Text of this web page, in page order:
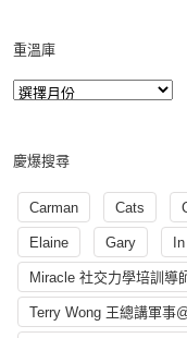
重溫庫
慶爆搜尋
Carman Cats
Elaine Gary In
Miracle 社交力學培訓導
Terry Wong 王總講軍事